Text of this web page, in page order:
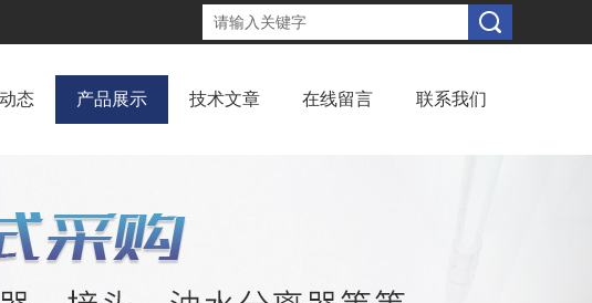
态 产品展示 技术文章 在线留言 联系我们